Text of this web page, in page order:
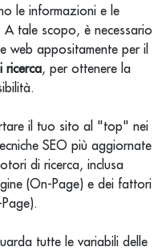
le informazioni e le
tale scopo, è necessario
web appositamente per il
ricerca, per ottenere la
il tuo sito al "top" nei
SEO più aggiornate
di ricerca, inclusa
(On-Page) e dei fattori
tutte le variabili delle